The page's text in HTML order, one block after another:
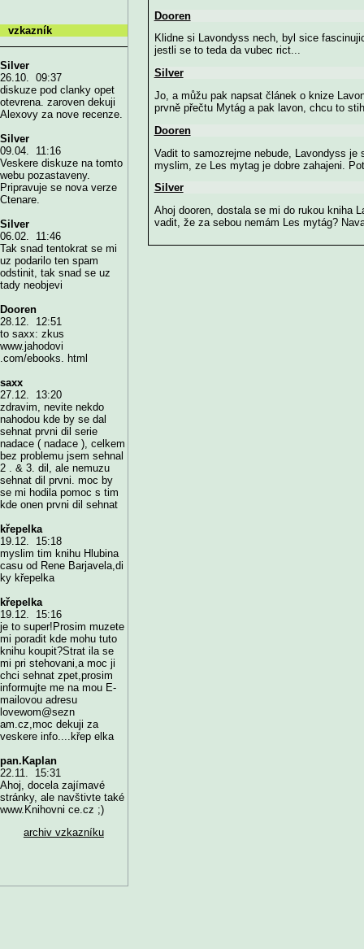
Dooren
Klidne si Lavondyss nech, byl sice
jestli se to teda da vubec rict...
Silver
Jo, a můžu pak napsat článek o knize
prvně přečtu Mytág a pak lavon, chcu to
Dooren
Vadit to samozrejme nebude, Lavondyss
myslim, ze Les mytag je dobre zahajeni.
Silver
Ahoj dooren, dostala se mi do rukou kniha
vadit, že za sebou nemám Les mytág?
vzkazník
Silver
26.10. 09:37
diskuze pod clanky opet
otevrena. zaroven dekuji
Alexovy za nove recenze.
Silver
09.04. 11:16
Veskere diskuze na tomto
webu pozastaveny.
Pripravuje se nova verze
Ctenare.
Silver
06.02. 11:46
Tak snad tentokrat se mi
uz podarilo ten spam
odstinit, tak snad se uz
tady neobjevi
Dooren
28.12. 12:51
to saxx: zkus
www.jahodovi
.com/ebooks. html
saxx
27.12. 13:20
zdravim, nevite nekdo
nahodou kde by se dal
sehnat prvni dil serie
nadace ( nadace ), celkem
bez problemu jsem sehnal
2 . & 3. dil, ale nemuzu
sehnat dil prvni. moc by
se mi hodila pomoc s tim
kde onen prvni dil sehnat
křepelka
19.12. 15:18
myslim tim knihu Hlubina
casu od Rene Barjavela,di
ky křepelka
křepelka
19.12. 15:16
je to super!Prosim muzete
mi poradit kde mohu tuto
knihu koupit?Strat ila se
mi pri stehovani,a moc ji
chci sehnat zpet,prosim
informujte me na mou E-
mailovou adresu
lovewom@sezn
am.cz,moc dekuji za
veskere info....křep elka
pan.Kaplan
22.11. 15:31
Ahoj, docela zajímavé
stránky, ale navštivte také
www.Knihovni ce.cz ;)
archiv vzkazníku